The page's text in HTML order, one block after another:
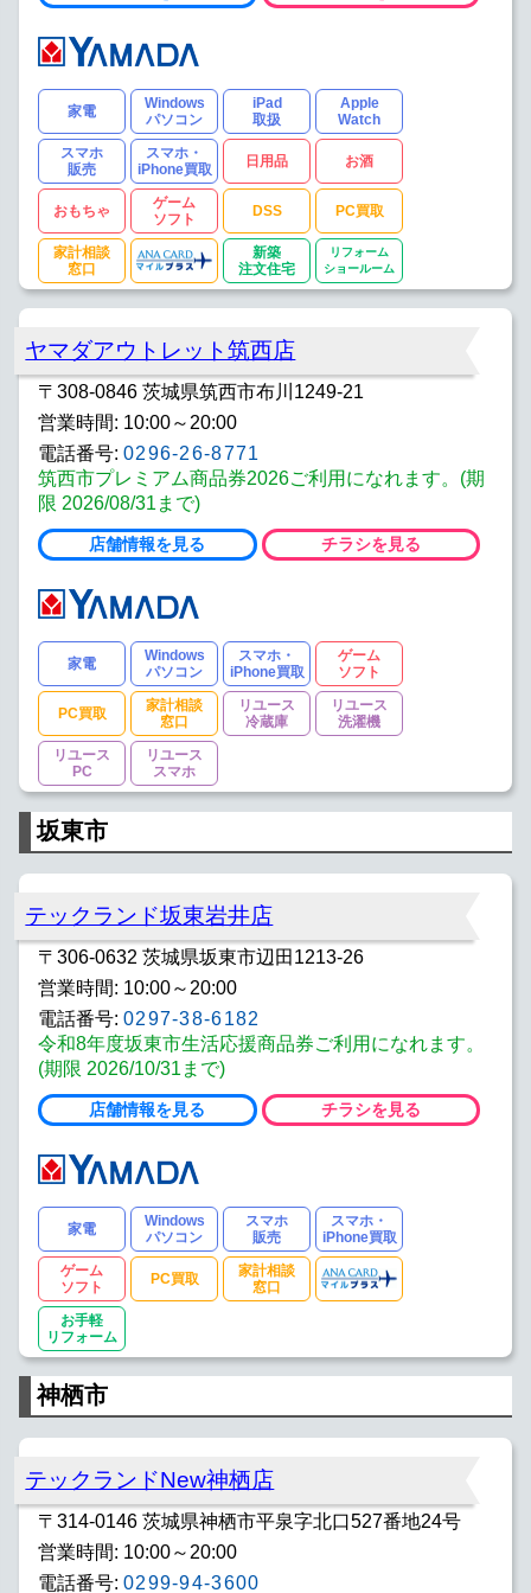
家電
Windows
パソコン
iPad
取扱
Apple
Watch
スマホ
販売
スマホ・
iPhone買取
日用品 お酒
おもちゃ
ゲーム
ソフト
DSS PC買取
家計相談
窓口
新築
注文住宅
リフォーム
ショールーム
ヤマダアウトレット筑西店
〒308-0846 茨城県筑西市布川1249-21
営業時間: 10:00～20:00
電話番号: 0296-26-8771
筑西市プレミアム商品券2026ご利用になれます。(期
限 2026/08/31まで)
店舗情報を見る チラシを見る
家電
Windows
パソコン
スマホ・
iPhone買取
ゲーム
ソフト
PC買取
家計相談
窓口
リユース
冷蔵庫
リユース
洗濯機
リユース
PC
リユース
スマホ
坂東市
テックランド坂東岩井店
〒306-0632 茨城県坂東市辺田1213-26
営業時間: 10:00～20:00
電話番号: 0297-38-6182
令和8年度坂東市生活応援商品券ご利用になれます。
(期限 2026/10/31まで)
店舗情報を見る チラシを見る
家電
Windows
パソコン
スマホ
販売
スマホ・
iPhone買取
ゲーム
ソフト
PC買取
家計相談
窓口
お手軽
リフォーム
神栖市
テックランドNew神栖店
〒314-0146 茨城県神栖市平泉字北口527番地24号
営業時間: 10:00～20:00
電話番号: 0299-94-3600